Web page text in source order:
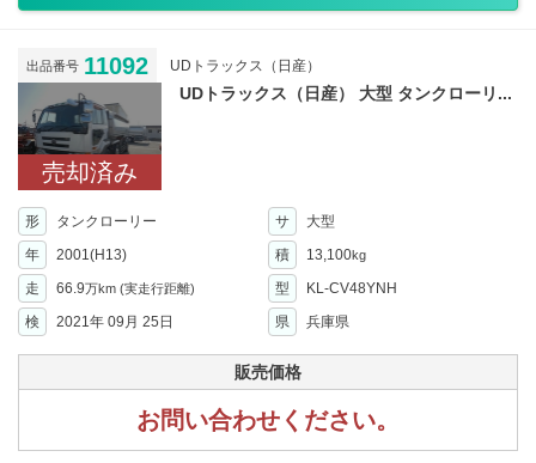
出品番号 11092 UDトラックス（日産）
売却済み
UDトラックス（日産） 大型 タンクローリ...
形 タンクローリー サ
大型
年
2001(H13) 積 13,100kg
走 66.9万km (実走行距離) 型
KL-CV48YNH
検
2021年 09月 25日 県 兵庫県
販売価格
お問い合わせください。